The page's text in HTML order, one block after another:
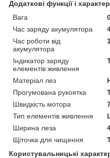
Додаткові функції і
Вага
Час заряду акумулятора
Час роботи від
акумулятора
Індикатор заряду
елементів живлення
Матеріал лез
Прогумована рукоятка
Швидкість мотора
Тип елементів живлення
Ширина леза
Щіточка для чищення
Користувальницькі